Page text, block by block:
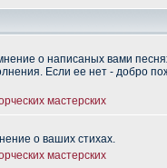
о написаных вами
Если ее нет - добро
мастерских
о ваших стихах.
мастерских